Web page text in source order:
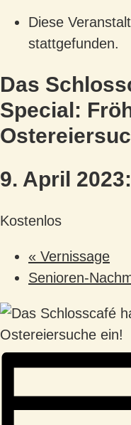
Diese
stattgefunden.
Das
Special:
9. April
Kostenlos
« Vernissage
Senioren-